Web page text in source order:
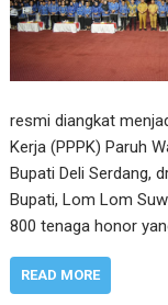
resmi diangkat
Kerja (PPPK) Paruh
Bupati Deli Serdang,
Bupati, Lom Lom
800 tenaga honor
READ MORE